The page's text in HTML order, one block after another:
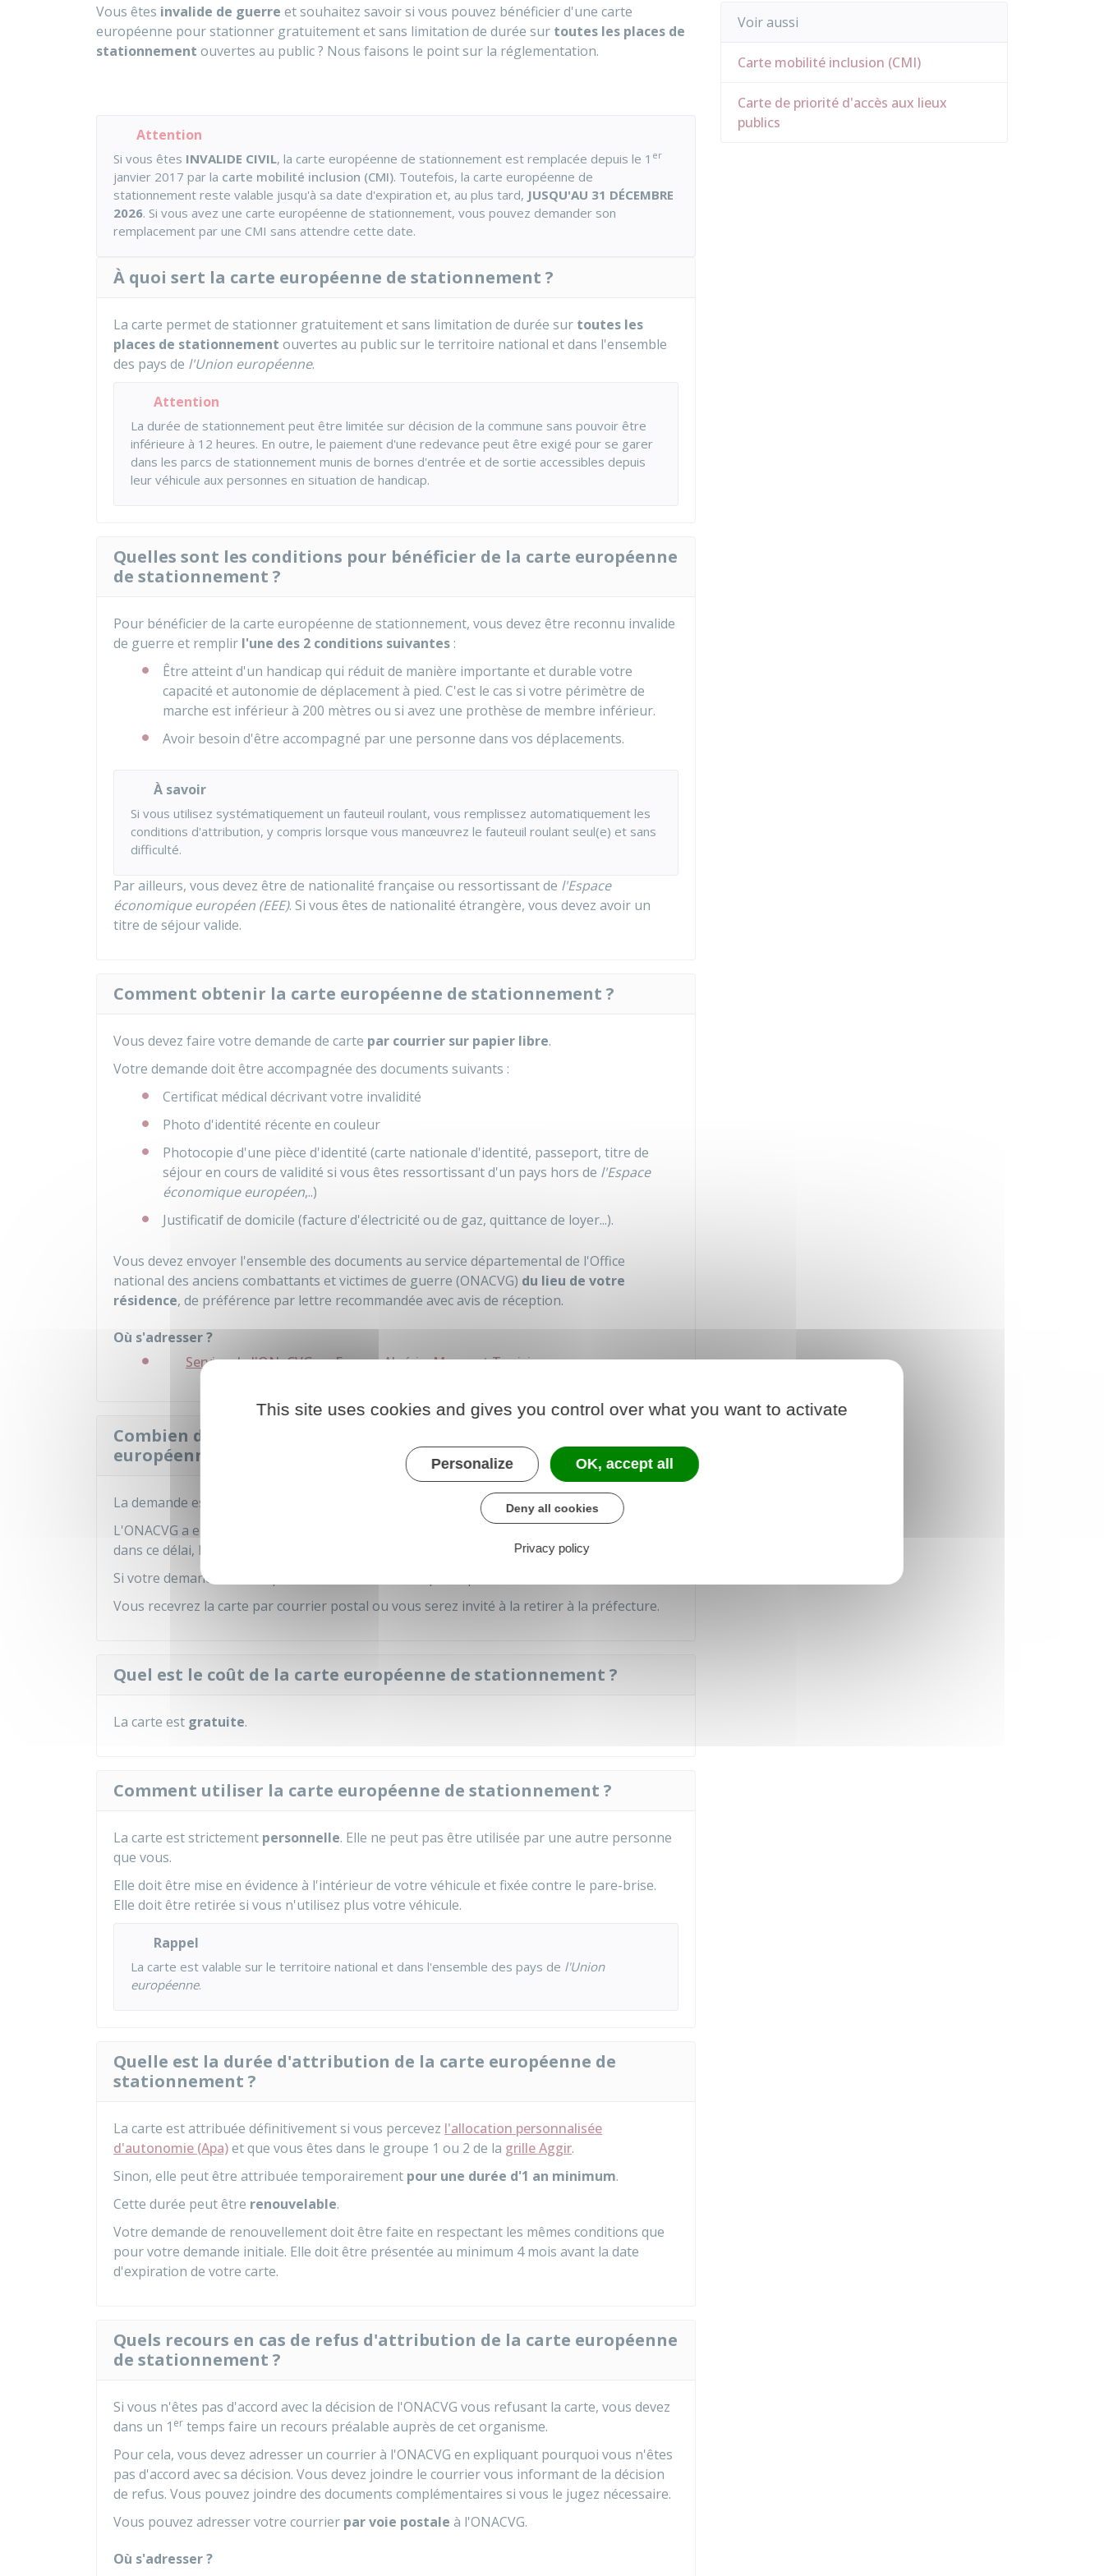
Vous êtes invalide de guerre et souhaitez savoir si vous pouvez bénéficier d'une carte
européenne pour stationner gratuitement et sans limitation de durée sur toutes les places de
stationnement ouvertes au public ? Nous faisons le point sur la réglementation.
Attention
Si vous êtes INVALIDE CIVIL, la carte européenne de stationnement est remplacée depuis le 1 er
janvier 2017 par la carte mobilité inclusion (CMI). Toutefois, la carte européenne de
stationnement reste valable jusqu'à sa date d'expiration et, au plus tard, JUSQU'AU 31 DÉCEMBRE
2026. Si vous avez une carte européenne de stationnement, vous pouvez demander son
remplacement par une CMI sans attendre cette date.
À quoi sert la carte européenne de stationnement ?
La carte permet de stationner gratuitement et sans limitation de durée sur toutes les
places de stationnement ouvertes au public sur le territoire national et dans l'ensemble
des pays de l'Union européenne.
Attention
La durée de stationnement peut être limitée sur décision de la commune sans pouvoir être
inférieure à 12 heures. En outre, le paiement d'une redevance peut être exigé pour se garer
dans les parcs de stationnement munis de bornes d'entrée et de sortie accessibles depuis
leur véhicule aux personnes en situation de handicap.
Quelles sont les conditions pour bénéficier de la carte européenne
de stationnement ?
Pour bénéficier de la carte européenne de stationnement, vous devez être reconnu invalide
de guerre et remplir l'une des 2 conditions suivantes :
Être atteint d'un handicap qui réduit de manière importante et durable votre
capacité et autonomie de déplacement à pied. C'est le cas si votre périmètre de
marche est inférieur à 200 mètres ou si avez une prothèse de membre inférieur.
Avoir besoin d'être accompagné par une personne dans vos déplacements.
À savoir
Si vous utilisez systématiquement un fauteuil roulant, vous remplissez automatiquement les
conditions d'attribution, y compris lorsque vous manœuvrez le fauteuil roulant seul(e) et sans
difficulté.
Par ailleurs, vous devez être de nationalité française ou ressortissant de l'Espace
économique européen (EEE). Si vous êtes de nationalité étrangère, vous devez avoir un
titre de séjour valide.
Comment obtenir la carte européenne de stationnement ?
Vous devez faire votre demande de carte par courrier sur papier libre.
Votre demande doit être accompagnée des documents suivants :
Certificat médical décrivant votre invalidité
Photo d'identité récente en couleur
Photocopie d'une pièce d'identité (carte nationale d'identité, passeport, titre de
séjour en cours de validité si vous êtes ressortissant d'un pays hors de l'Espace
économique européen,..)
Justificatif de domicile (facture d'électricité ou de gaz, quittance de loyer...).
Vous devez envoyer l'ensemble des documents au service départemental de l'Office
national des anciens combattants et victimes de guerre (ONACVG) du lieu de votre
résidence, de préférence par lettre recommandée avec avis de réception.
Où s'adresser ?
Service de l'ONaCVG en France, Algérie, Maroc et Tunisie
Combien de temps dure l'examen de votre demande de carte
européenne de stationnement ?
La demande est examinée par l'ONACVG.
L'ONACVG a environ
dans ce délai, la demande est considérée comme refusée.
Si votre demande est acceptée, la carte est délivrée par la préfecture.
Vous recevrez la carte par courrier postal ou vous serez invité à la retirer à la préfecture.
Quel est le coût de la carte européenne de stationnement ?
La carte est gratuite.
Comment utiliser la carte européenne de stationnement ?
La carte est strictement personnelle. Elle ne peut pas être utilisée par une autre personne
que vous.
Elle doit être mise en évidence à l'intérieur de votre véhicule et fixée contre le pare-brise.
Elle doit être retirée si vous n'utilisez plus votre véhicule.
Rappel
La carte est valable sur le territoire national et dans l'ensemble des pays de l'Union
européenne.
Quelle est la durée d'attribution de la carte européenne de
stationnement ?
La carte est attribuée définitivement si vous percevez l'allocation personnalisée
d'autonomie (Apa)et que vous êtes dans le groupe 1 ou 2 de la grille Aggir.
Sinon, elle peut être attribuée temporairement pour une durée d'1 an minimum.
Cette durée peut être renouvelable.
Votre demande de renouvellement doit être faite en respectant les mêmes conditions que
pour votre demande initiale. Elle doit être présentée au minimum 4 mois avant la date
d'expiration de votre carte.
Quels recours en cas de refus d'attribution de la carte européenne
de stationnement ?
Si vous n'êtes pas d'accord avec la décision de l'ONACVG vous refusant la carte, vous devez
dans un 1 er temps faire un recours préalable auprès de cet organisme.
Pour cela, vous devez adresser un courrier à l'ONACVG en expliquant pourquoi vous n'êtes
pas d'accord avec sa décision. Vous devez joindre le courrier vous informant de la décision
de refus. Vous pouvez joindre des documents complémentaires si vous le jugez nécessaire.
Vous pouvez adresser votre courrier par voie postale à l'ONACVG.
Où s'adresser ?
Voir aussi
Carte mobilité inclusion (CMI)
Carte de priorité d'accès aux lieux
publics
This site uses cookies and gives you control over what you want to activate
Personalize OK, accept all
Deny all cookies
Privacy policy